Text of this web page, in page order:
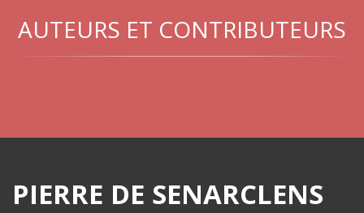
AUTEURS ET CONTRIBUTEURS
PIERRE DE SENARCLENS